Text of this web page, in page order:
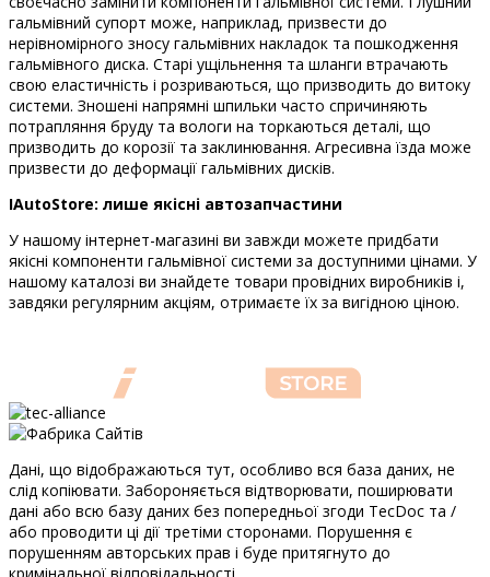
гальмівний супорт може, наприклад, призвести до
нерівномірного зносу гальмівних накладок та пошкодження
гальмівного диска. Старі ущільнення та шланги втрачають
свою еластичність і розриваються, що призводить до витоку
системи. Зношені напрямні шпильки часто спричиняють
потрапляння бруду та вологи на торкаються деталі, що
призводить до корозії та заклинювання. Агресивна їзда може
призвести до деформації гальмівних дисків.
IAutoStore: лише якісні автозапчастини
У нашому інтернет-магазині ви завжди можете придбати
якісні компоненти гальмівної системи за доступними цінами. У
нашому каталозі ви знайдете товари провідних виробників і,
завдяки регулярним акціям, отримаєте їх за вигідною ціною.
Дані, що відображаються тут, особливо вся база даних, не
слід копіювати. Забороняється відтворювати, поширювати
дані або всю базу даних без попередньої згоди TecDoc та /
або проводити ці дії третіми сторонами. Порушення є
порушенням авторських прав і буде притягнуто до